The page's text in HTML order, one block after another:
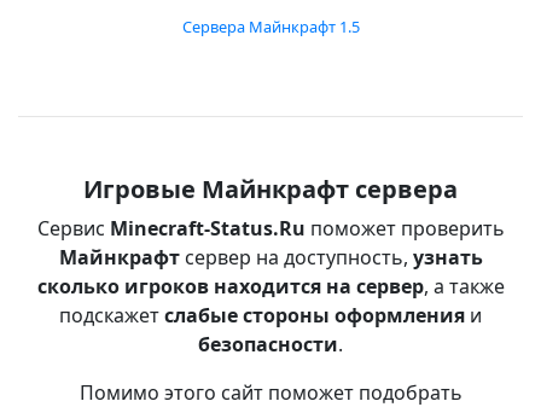
Сервера Майнкрафт 1.5
Игровые Майнкрафт сервера
Сервис Minecraft-Status.Ru поможет проверить
Майнкрафтсервер на доступность, узнать
сколько игроков находится на сервер, а также
подскажетслабые стороны оформления и
безопасности.
Помимо этого сайт поможет подобрать